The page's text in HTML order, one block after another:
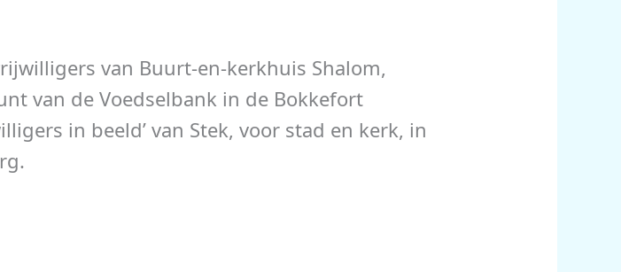
van Buurt-en-kerkhuis Shalom,
van de Voedselbank in de Bokkefort
in beeld’ van Stek, voor stad en kerk, in